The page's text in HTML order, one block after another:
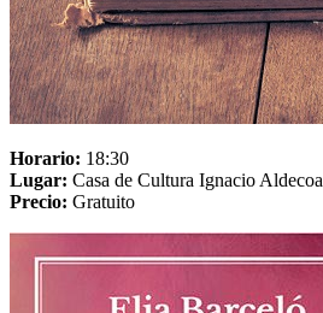
Horario: 18:30
Lugar: Casa de Cultura Ignacio Aldecoa
Precio: Gratuito